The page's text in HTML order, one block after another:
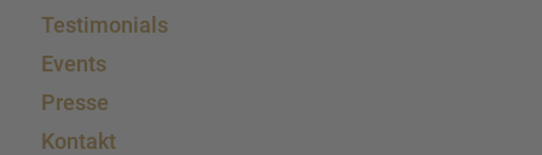
Testi­mo­ni­als
Events
Presse
Kontakt